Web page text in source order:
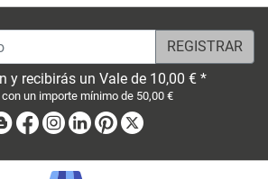
y recibirás un Vale de 10,00 € *
un importe mínimo de 50,00 €
BlogFacebook
Instagram
LinkedinPinterest